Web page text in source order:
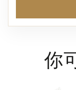
你